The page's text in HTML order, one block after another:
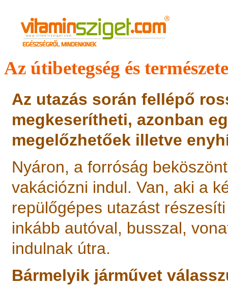
Az útibetegség és
Az utazás során fellépő
megkeserítheti, azonban
megelőzhetőek illetve
Nyáron, a forróság
vakációzni indul. Van, aki a
repülőgépes utazást
inkább autóval, busszal,
indulnak útra.
Bármelyik járművet